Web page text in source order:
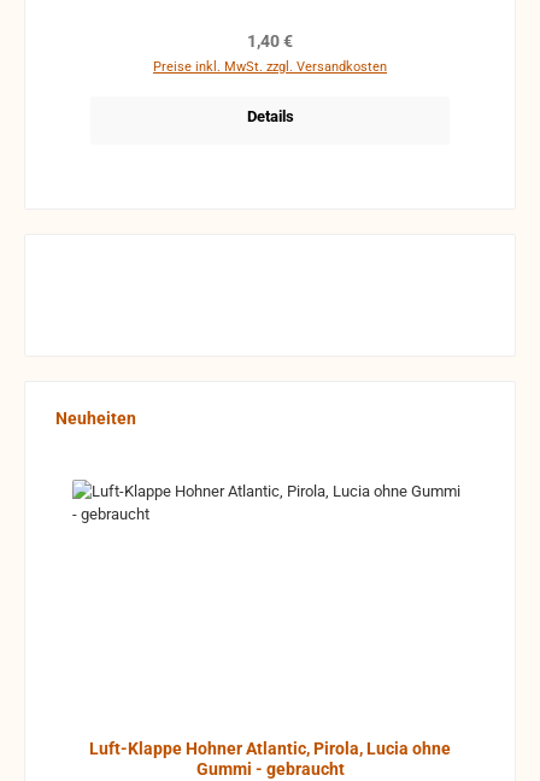
Regulärer Preis:
1,40 €
Preise inkl. MwSt. zzgl. Versandkosten
Details
Produktgalerie überspringen
Neuheiten
Luft-Klappe Hohner Atlantic, Pirola, Lucia ohne
Gummi - gebraucht